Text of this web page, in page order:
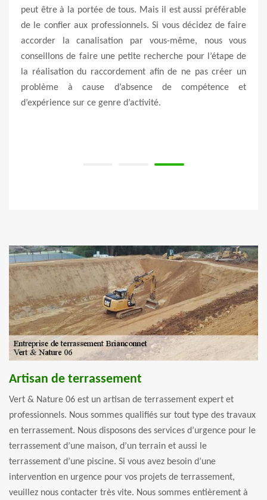
peut être à la portée de tous. Mais il est aussi préférable
de le confier aux professionnels. Si vous décidez de faire
accorder la canalisation par vous-même, nous vous
conseillons de faire une petite recherche pour l’étape de
la réalisation du raccordement afin de ne pas créer un
problème à cause d’absence de compétence et
d’expérience sur ce genre d’activité.
Artisan de terrassement
Vert & Nature 06 est un artisan de terrassement expert et
professionnels. Nous sommes qualifiés sur tout type des travaux
en terrassement. Nous disposons des services d’urgence pour le
terrassement d’une maison, d’un terrain et aussi le
terrassement d’une piscine. Si vous avez besoin d’une
intervention en urgence pour vos projets de terrassement,
veuillez nous contacter très vite. Nous sommes entièrement à